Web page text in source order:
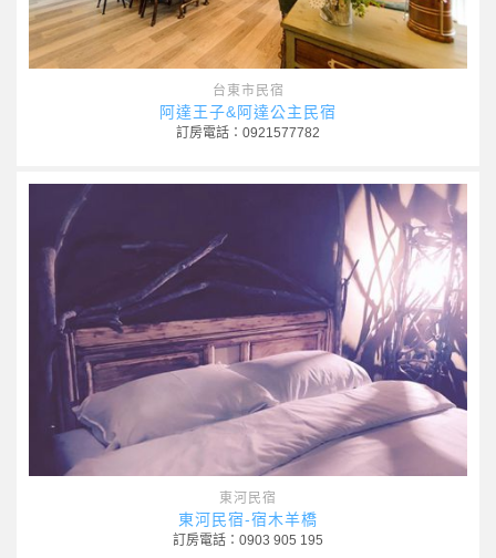
台東市民宿
阿達王子&阿達公主民宿
訂房電話：0921577782
東河民宿
東河民宿-宿木羊橋
訂房電話：0903 905 195